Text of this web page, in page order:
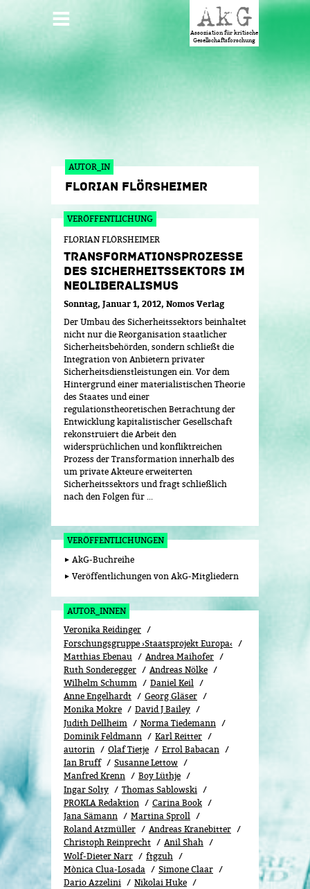
HAUPTMENÜ
Assoziation für kritische
Gesellschaftsforschung
AUTOR_IN
FLORIAN FLÖRSHEIMER
FLORIAN FLÖRSHEIMER
TRANSFORMATIONSPROZESSE
DES SICHERHEITSSEKTORS IM
NEOLIBERALISMUS
Sonntag, Januar 1, 2012 Nomos Verlag
Der Umbau des Sicherheitssektors beinhaltet
nicht nur die Reorganisation staatlicher
Sicherheitsbehörden, sondern schließt die
Integration von Anbietern privater
Sicherheitsdienstleistungen ein. Vor dem
Hintergrund einer materialistischen Theorie
des Staates und einer
regulationstheoretischen Betrachtung der
Entwicklung kapitalistischer Gesellschaft
rekonstruiert die Arbeit den
widersprüchlichen und konfliktreichen
Prozess der Transformation innerhalb des
um private Akteure erweiterten
Sicherheitssektors und fragt schließlich
nach den Folgen für ...
VERÖFFENTLICHUNGEN
AkG-Buchreihe
Veröffentlichungen von AkG-Mitgliedern
AUTOR_INNEN
Veronika Reidinger
Forschungsgruppe ›Staatsprojekt Europa‹
Matthias Ebenau
Andrea Maihofer
Ruth Sonderegger
Andreas Nölke
Wilhelm Schumm
Daniel Keil
Anne Engelhardt
Georg Gläser
Monika Mokre
David J Bailey
Judith Dellheim
Norma Tiedemann
Dominik Feldmann
Karl Reitter
autorin
Olaf Tietje
Errol Babacan
Ian Bruff
Susanne Lettow
Manfred Krenn
Boy Lüthje
Ingar Solty
Thomas Sablowski
PROKLA Redaktion
Carina Book
Jana Sämann
Martina Sproll
Roland Atzmüller
Andreas Kranebitter
Christoph Reinprecht
Anil Shah
Wolf-Dieter Narr
ftgzuh
Mònica Clua-Losada
Simone Claar
Dario Azzelini
Nikolai Huke